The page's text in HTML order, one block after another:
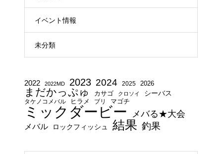
イベント情報
未分類
2022 2022MD 2023 2024 2025 2026
まだかっぷゅ カサゴ クロソイ シーバス
タケノコメバル ヒラメ ブリ マゴチ
ミックダービー メバる★大会
メバル ロックフィッシュ 結果 釣果